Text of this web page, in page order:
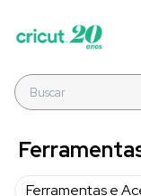
Ferramentas e